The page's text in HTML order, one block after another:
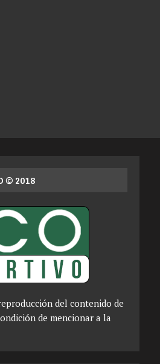
© 2018
del contenido de
de mencionar a la